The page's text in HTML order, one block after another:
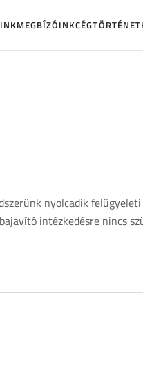
MEGBÍZÓINKCÉGTÖRTÉNET
nyolcadik
intézkedésre nincs